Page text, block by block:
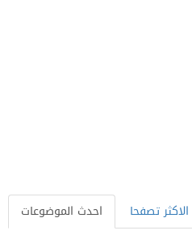
احدث الموضوعات تصفحا